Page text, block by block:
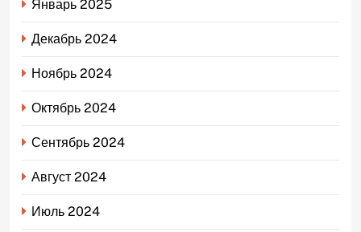
Январь 2025
Декабрь 2024
Ноябрь 2024
Октябрь 2024
Сентябрь 2024
Август 2024
Июль 2024